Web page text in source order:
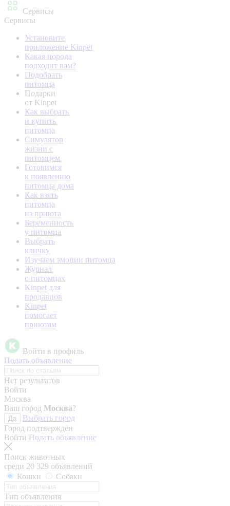
Сервисы
Сервисы
Установите
приложение Kinpet
Какая порода
подходит вам?
Подобрать
питомца
Подарки
от Kinpet
Как выбрать
и купить
питомца
Симулятор
жизни с
питомцем
Готовимся
к появлению
питомца дома
Как взять
питомца
из приюта
Беременность
у питомца
Выбрать
кличку
Изучаем эмоции питомца
Журнал
о питомцах
Kinpet для
продавцов
Kinpet
помогает
приютам
Войти в профиль
Подать объявление
Нет результатов
Войти
Москва
Ваш город Москва?
Да
Выбрать город
Город подтверждён
Войти Подать объявление
Поиск животных
среди 20 329 объявлений
Кошки
Собаки
Тип объявления